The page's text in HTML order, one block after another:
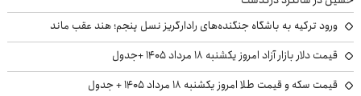
ورود ترکیه به باشگاه جنگنده‌های رادارگریز نسل پنجم؛ هند عقب ماند
قیمت دلار بازار آزاد امروز یکشنبه ۱۸ مرداد ۱۴۰۵ +جدول
قیمت سکه و قیمت طلا امروز یکشنبه ۱۸ مرداد ۱۴۰۵ + جدول